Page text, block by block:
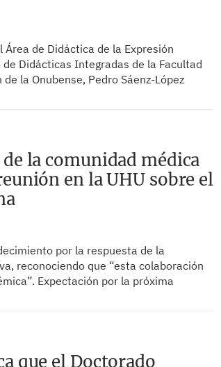
de Didáctica de la Expresión
Didácticas Integradas de la Facultad
la Onubense, Pedro Sáenz-López
la comunidad médica
en la UHU sobre el
por la respuesta de la
reconociendo que “esta colaboración
Expectación por la próxima
que el Doctorado